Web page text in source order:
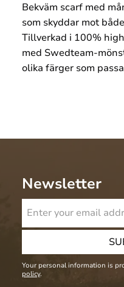
Bekväm scarf med
som skyddar mot
Tillverkad i 100%
med Swedteam-
olika färger som
Newsletter
Your personal information is
policy.